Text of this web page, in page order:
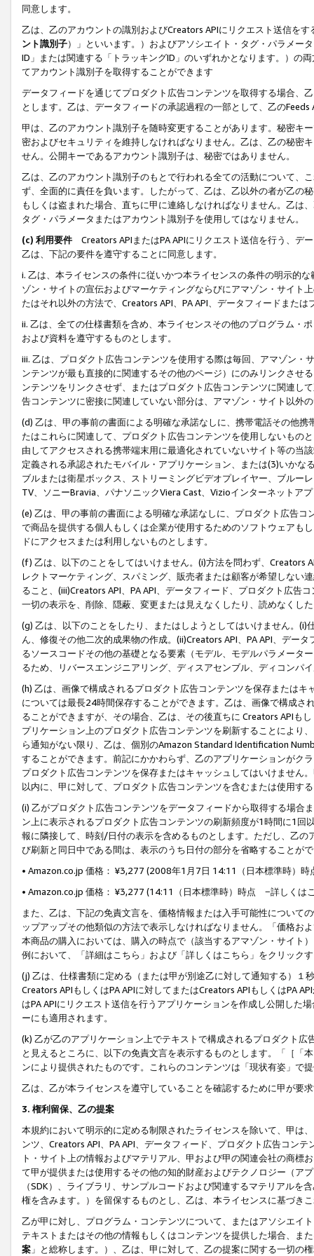
同意します。
乙は、乙のアカウントの識別およびCreators APIにリクエスト送信を
ント識別子）」といいます。）およびアソシエイト・タグ・パラメー
ID」または関連する「トラッキングID」のいずれかとなります。）の
てアカウント識別子を取得することができます
データフィードを通じてプロダクト広告コンテンツを取得する場合、
とします。乙は、データフィードの承認過程の一部として、乙の
甲は、乙のアカウント識別子を随時変更することがあります。秘密キ
密およびセキュリティを維持しなければなりません。乙は、乙の秘密
せん。公開キーであるアカウント識別子は、秘密ではありません。
乙は、乙のアカウント識別子のもとで行われる全ての活動について、
ず、全面的に責任を負います。したがって、乙は、乙以外の者が乙の
もしくは盗まれた場合、直ちに甲に連絡しなければなりません。乙は
タグ・パラメータまたはアカウント識別子を使用してはなりません。
(c) 利用要件 Creators APIまたはPA APIにリクエスト送信を行う、デ
乙は、下記の要件を遵守することに同意します。
i. 乙は、本ライセンスの条件に従いかつ本ライセンスの条件の明示的
ゾン・サイトの宣伝およびマーケティングならびにアマゾン・サイト
たはそれ以外の方法で、Creators API、PA API、データフィードまた
ii. 乙は、全ての仕様書類を含め、本ライセンスその他のプログラム・
および資料を遵守するものとします。
iii. 乙は、プロダクト広告コンテンツを使用する際は毎回、アマゾン
ンテンツが最も直接的に関連するその他のページ）にのみリンクさせ
ンテンツをリンクさせず、またはプロダクト広告コンテンツに関連し
告コンテンツに密接に関連していない部分は、アマゾン・サイト以外
(d) 乙は、甲の事前の書面による明確な承諾なしに、携帯電話その他
たはこれらに関連して、プロダクト広告コンテンツを使用しないもの
由してアクセスされる携帯端末用に最適化されていないサイト等の当
定義される承認されたモバイル・アプリケーション、または(3)いか
ブルまたは衛星ボックス、ストリーミングビデオプレイヤー、ブルー
TV、ソニーBravia、パナソニックViera Cast、Vizioインターネットア
(e) 乙は、甲の事前の書面による明確な承諾なしに、プロダクト広告
で商品を提供する個人もしくは企業が使用するためのソフトウェアも
ドにアクセスまたは利用しないものとします。
(f) 乙は、以下のことをしてはいけません。(i)方法を問わず、Creators
レクトマーケティング、スパミング、販売者または顧客が希望しない
ること、(iii)Creators API、PA API、データフィード、プロダクト広告
一切の表示を、削除、隠蔽、変更または見えなくしたり、読めなくし
(g) 乙は、以下のことをしたり、またはしようとしてはいけません。
ん、修復その他二次的成果物の作成。(ii)Creators API、PA API、デー
るソースコードその他の基礎となる要素（モデル、モデルパラメータ
るため、リバースエンジニアリング、ディスアセンブル、ディコンパ
(h) 乙は、画像で構成されるプロダクト広告コンテンツを保存または
については最長24時間保存することができます。乙は、画像で構成
ることができますが、その場合、乙は、その後直ちに Creators APIも
プリケーション上のプロダクト広告コンテンツを刷新することにより
ら通知がない限り、乙は、個別のAmazon Standard Identification
することができます。前記にかかわらず、乙のアプリケーションがク
プロダクト広告コンテンツを保存またはキャッシュしてはいけません
以内に、甲に対して、プロダクト広告コンテンツを含むまたは使用す
(i) 乙がプロダクト広告コンテンツをデータフィードから取得する場合
ン上に表示されるプロダクト広告コンテンツの刷新頻度が1時間に1
報に隣接して、時刻/日付の表示を含めるものとします。ただし、乙
び刷新と同日中である間は、表示のうち日付の部分を省略することが
• Amazon.co.jp 価格： ¥3,277 (2008年1月7日 14:11（日本標準時）
• Amazon.co.jp 価格： ¥3,277 (14:11（日本標準時）時点 −詳しくは
また、乙は、下記の免責文言を、価格情報または入手可能性について
ップアップその他類似の方法で表示しなければなりません。「価格
本商品の購入においては、購入の時点で（該当するアマゾン・サイト
例において、「詳細はこちら」および「詳しくはこちら」をクリック
(j) 乙は、仕様書類に定める（または甲が別途乙に対して通知する）
Creators APIもしくはPA APIに対してまたはCreators APIもしくはPA
はPA APIにリクエスト送信を行うアプリケーションを作成し公開した
ーにも適用されます。
(k) 乙が乙のアプリケーション上でテキストで構成されるプロダクト
と見えるところに、以下の免責文言を表示するものとします。「［「
ンにより提供されたものです。これらのコンテンツは「現状有姿」で
乙は、乙が本ライセンスを遵守していることを確認するために甲が要
3. 権利留保、乙の提案
本規約において明示的に定める制限されたライセンスを除いて、甲は
ンツ、Creators API、PA API、データフィード、プロダクト広告コン
ト・サイト上の情報およびマテリアル、甲および甲の関連会社の商
て甲が提供または使用するその他の知的財産およびテクノロジー（ア
（SDK）、ライブラリ、サンプルコードおよび関連するマテリアル
権を含みます。）を留保するものとし、乙は、本ライセンスに基づき
乙が甲に対し、プログラム・コンテンツについて、またはアソシエイ
テキストまたはその他の情報もしくはコンテンツを提供した場合、ま
案 」と総称します。）、乙は、甲に対して、乙の提案に関する一切